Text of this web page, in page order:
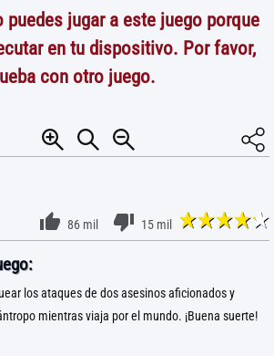
puedes jugar a este juego porque
en tu dispositivo. Por favor,
con otro juego.
86 mil 15 mil
los ataques de dos asesinos aficionados y
mientras viaja por el mundo. ¡Buena suerte!